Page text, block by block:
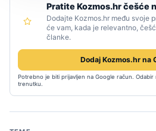
Pratite Kozmos.hr češće
Dodajte Kozmos.hr među svoje
će vam, kada je relevantno,
članke.
Dodaj Kozmos.hr na
Potrebno je biti prijavljen na Google račun.
trenutku.